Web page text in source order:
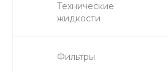
Технические
жидкости
Фильтры